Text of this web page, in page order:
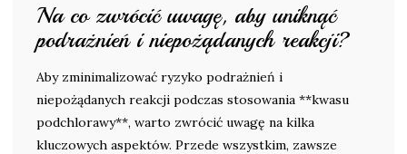
Na co zwrócić uwagę, aby uniknąć
podrażnień i niepożądanych reakcji?
Aby zminimalizować ryzyko podrażnień i
niepożądanych reakcji podczas stosowania **kwasu
podchlorawy**, warto zwrócić uwagę na kilka
kluczowych aspektów. Przede wszystkim, zawsze